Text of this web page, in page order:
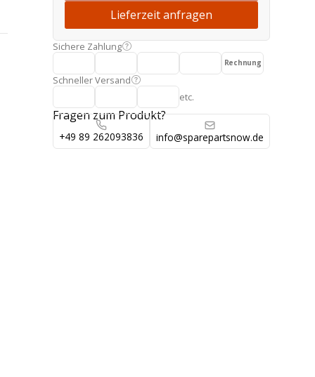
Lieferzeit anfragen
Sichere Zahlung
Rechnung
Schneller Versand
etc.
Fragen zum Produkt?
+49 89 262093836 info@sparepartsnow.de